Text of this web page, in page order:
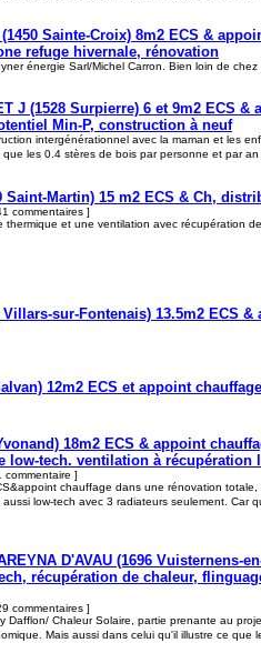
(1450 Sainte-Croix) 8m2 ECS &
refuge hivernale, rénovation
énergie Sarl/Michel Carron. Bien loin de
J (1528 Surpierre) 6 et 9m2 ECS
Min-P, construction à neuf
intergénérationnel avec la maman et les
que les 0.4 stères de bois par personne et par
Saint-Martin) 15 m2 ECS & Ch,
commentaires ]
thermique et une ventilation avec récupération
Villars-sur-Fontenais) 13.5m2 ECS
12m2 ECS et appoint
18m2 ECS & appoint
low-tech. ventilation à récupération
commentaire ]
chauffage dans une rénovation
low-tech avec 3 radiateurs seulement. Car
D'AVAU (1696
récupération de chaleur,
commentaires ]
Dafflon/ Chaleur Solaire, partie prenante au
Mais aussi dans celui qu'il illustre ce